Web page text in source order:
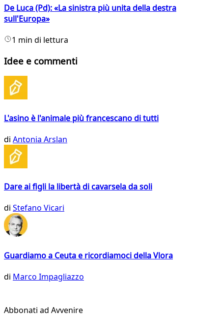
De Luca (Pd): «La sinistra più unita della destra
sull'Europa»
1 min di lettura
Idee e commenti
L'asino è l'animale più francescano di tutti
di Antonia Arslan
Dare ai figli la libertà di cavarsela da soli
di Stefano Vicari
Guardiamo a Ceuta e ricordiamoci della Vlora
di Marco Impagliazzo
Abbonati ad Avvenire